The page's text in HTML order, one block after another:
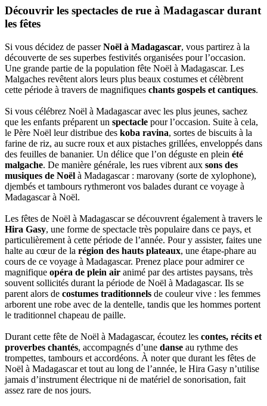
Découvrir les spectacles de rue à Madagascar durant
les fêtes
Si vous décidez de passerNoël à Madagascar, vous partirez à la
découverte de ses superbes festivités organisées pour l’occasion.
Une grande partie de la population fête Noël à Madagascar. Les
Malgaches revêtent alors leurs plus beaux costumes et célèbrent
cette période à travers de magnifiques chants gospels et cantiques.
Si vous célébrez Noël à Madagascar avec les plus jeunes, sachez
que les enfants préparent un spectacle pour l’occasion. Suite à cela,
le Père Noël leur distribue des koba ravina, sortes de biscuits à la
farine de riz, au sucre roux et aux pistaches grillées, enveloppés dans
des feuilles de bananier. Un délice que l’on déguste en plein été
malgache. De manière générale, les rues vibrent aux sons des
musiques de Noël à Madagascar : marovany (sorte de xylophone),
djembés et tambours rythmeront vos balades durant ce voyage à
Madagascar à Noël.
Les fêtes de Noël à Madagascar se découvrent également à travers le
Hira Gasy, une forme de spectacle très populaire dans ce pays, et
particulièrement à cette période de l’année. Pour y assister, faites une
halte au cœur de la région des hauts plateaux, une étape-phare au
cours de ce voyage à Madagascar. Prenez place pour admirer ce
magnifique opéra de plein air animé par des artistes paysans, très
souvent sollicités durant la période de Noël à Madagascar. Ils se
parent alors de costumes traditionnels de couleur vive : les femmes
arborent une robe avec de la dentelle, tandis que les hommes portent
le traditionnel chapeau de paille.
Durant cette fête de Noël à Madagascar, écoutez les contes, récits et
proverbes chantés, accompagnés d’une danse au rythme des
trompettes, tambours et accordéons. À noter que durant les fêtes de
Noël à Madagascar et tout au long de l’année, le Hira Gasy n’utilise
jamais d’instrument électrique ni de matériel de sonorisation, fait
assez rare de nos jours.